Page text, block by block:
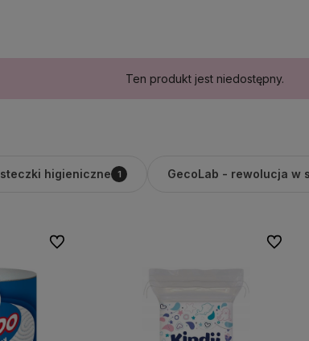
Ten produkt jest niedostępny.
higieniczne 1 GecoLab - rewolucja w
Do ulubionych Do